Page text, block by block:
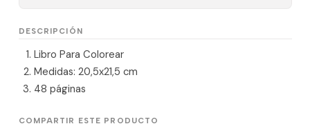
DESCRIPCIÓN
Libro Para Colorear
Medidas: 20,5x21,5 cm
48 páginas
COMPARTIR ESTE PRODUCTO